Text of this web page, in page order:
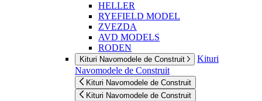
HELLER
RYEFIELD MODEL
ZVEZDA
AVD MODELS
RODEN
Kituri Navomodele de Construit
Kituri
Navomodele de Construit
Kituri Navomodele de Construit
Kituri Navomodele de Construit